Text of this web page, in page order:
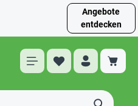
Angebote
entdecken